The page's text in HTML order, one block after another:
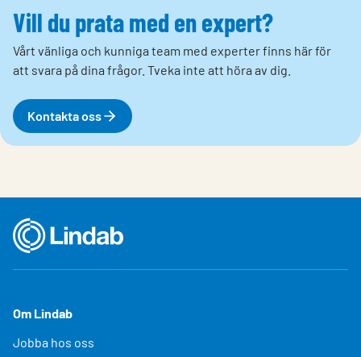
Vill du prata med en expert?
Vårt vänliga och kunniga team med experter finns här för
att svara på dina frågor. Tveka inte att höra av dig.
Kontakta oss
Om Lindab
Jobba hos oss